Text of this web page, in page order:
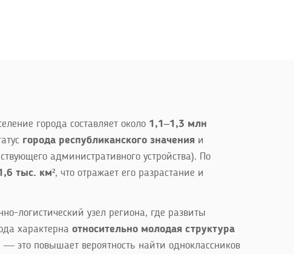
города составляет около 1,1–1,3 млн
города республиканского значения и
административного устройства). По
тыс. км², что отражает его разрастание и
узел региона, где развиты
характерна относительно молодая структура
это повышает вероятность найти одноклассников